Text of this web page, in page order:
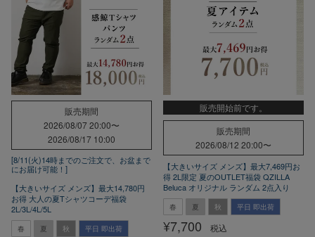
販売期間
2026/08/07 20:00〜
2026/08/17 10:00
[8/11(火)14時までのご注文で、お盆まで
にお届け可能！]
【大きいサイズ メンズ】最大14,780円
お得 大人の夏Tシャツコーデ福袋
2L/3L/4L/5L
春 夏 秋 平日 即出荷
販売開始前です。
販売期間
2026/08/12 20:00〜
【大きいサイズ メンズ】最大7,469円お
得 2L限定 夏のOUTLET福袋 QZILLA
Beluca オリジナル ランダム 2点入り
春 夏 秋 平日 即出荷
¥7,700 税込